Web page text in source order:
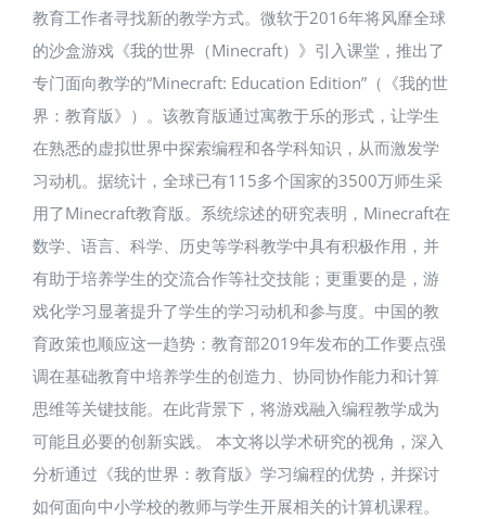
教育工作者寻找新的教学方式​。微软于2016年将风靡全球
的沙盒游戏《我的世界（Minecraft）》引入课堂，推出了
专门面向教学的“Minecraft: Education Edition”（《我的世
界：教育版》）。该教育版通过寓教于乐的形式，让学生
在熟悉的虚拟世界中探索编程和各学科知识，从而激发学
习动机。据统计，全球已有115多个国家的3500万师生采
用了Minecraft教育版​。系统综述的研究表明，Minecraft在
数学、语言、科学、历史等学科教学中具有积极作用，并
有助于培养学生的交流合作等社交技能；更重要的是，游
戏化学习显著提升了学生的学习动机和参与度​。中国的教
育政策也顺应这一趋势：教育部2019年发布的工作要点强
调在基础教育中培养学生的创造力、协同协作能力和计算
思维等关键技能​。在此背景下，将游戏融入编程教学成为
可能且必要的创新实践。 本文将以学术研究的视角，深入
分析通过《我的世界：教育版》学习编程的优势，并探讨
如何面向中小学校的教师与学生开展相关的计算机课程。